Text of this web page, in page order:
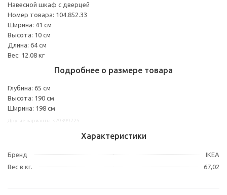
Навесной шкаф с дверцей
Номер товара: 104.852.33
Ширина: 41 см
Высота: 10 см
Длина: 64 см
Вес: 12.08 кг
Подробнее о размере товара
Глубина: 65 см
Высота: 190 см
Ширина: 198 см
Характеристики
Бренд
IKEA
Вес в кг.
67,02